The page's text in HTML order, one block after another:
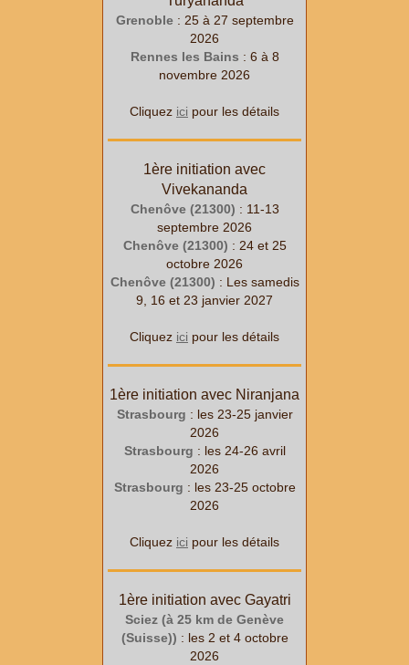
Grenoble: 25 à 27 septembre
2026
Rennes les Bains : 6 à 8
novembre 2026
Cliquez ici pour les détails
1ère initiation avec
Vivekananda
Chenôve (21300) : 11-13
septembre 2026
Chenôve (21300) : 24 et 25
octobre 2026
Chenôve (21300) : Les samedis
9, 16 et 23 janvier 2027
Cliquez ici pour les détails
1ère initiation avec Niranjana
Strasbourg : les 23-25 janvier
2026
Strasbourg : les 24-26 avril
2026
Strasbourg : les 23-25 octobre
2026
Cliquez ici pour les détails
1ère initiation avec Gayatri
Sciez (à 25 km de Genève
(Suisse)) : les 2 et 4 octobre
2026